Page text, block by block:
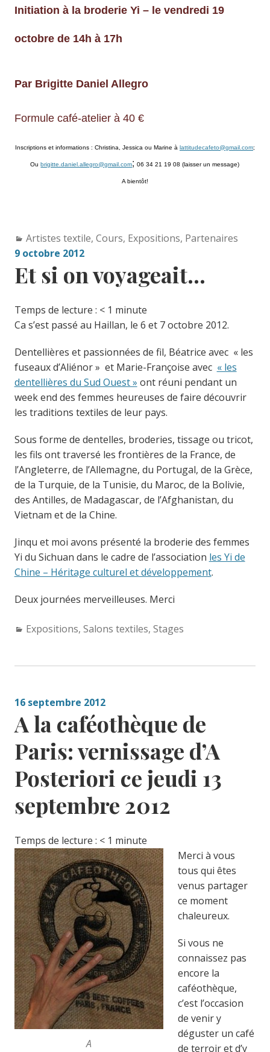
Initiation à la broderie Yi – le vendredi 19
octobre de 14h à 17h
Par Brigitte Daniel Allegro
Formule café-atelier à 40 €
Inscriptions et informations : Christina, Jessica ou Marine à lattitudecafeto@gmail.com;
Ou brigitte.daniel.allegro@gmail.com; 06 34 21 19 08 (laisser un message)
A bientôt!
Categories:
Artistes textile, Cours, Expositions, Partenaires
9 octobre 2012
Et si on voyageait…
Temps de lecture : < 1 minute
Ca s’est passé au Haillan, le 6 et 7 octobre 2012.
Dentellières et passionnées de fil, Béatrice avec « les
fuseaux d’Aliénor » et Marie-Françoise avec « les
dentellières du Sud Ouest » ont réuni pendant un
week end des femmes heureuses de faire découvrir
les traditions textiles de leur pays.
Sous forme de dentelles, broderies, tissage ou tricot,
les fils ont traversé les frontières de la France, de
l’Angleterre, de l’Allemagne, du Portugal, de la Grèce,
de la Turquie, de la Tunisie, du Maroc, de la Bolivie,
des Antilles, de Madagascar, de l’Afghanistan, du
Vietnam et de la Chine.
Jinqu et moi avons présenté la broderie des femmes
Yi du Sichuan dans le cadre de l’association les Yi de
Chine – Héritage culturel et développement.
Deux journées merveilleuses. Merci
Categories:
Expositions, Salons textiles, Stages
16 septembre 2012
A la caféothèque de
Paris: vernissage d’A
Posteriori ce jeudi 13
septembre 2012
Temps de lecture : < 1 minute
A
Merci à vous
tous qui êtes
venus partager
ce moment
chaleureux.
Si vous ne
connaissez pas
encore la
caféothèque,
c’est l’occasion
de venir y
déguster un café
de terroir et d’y